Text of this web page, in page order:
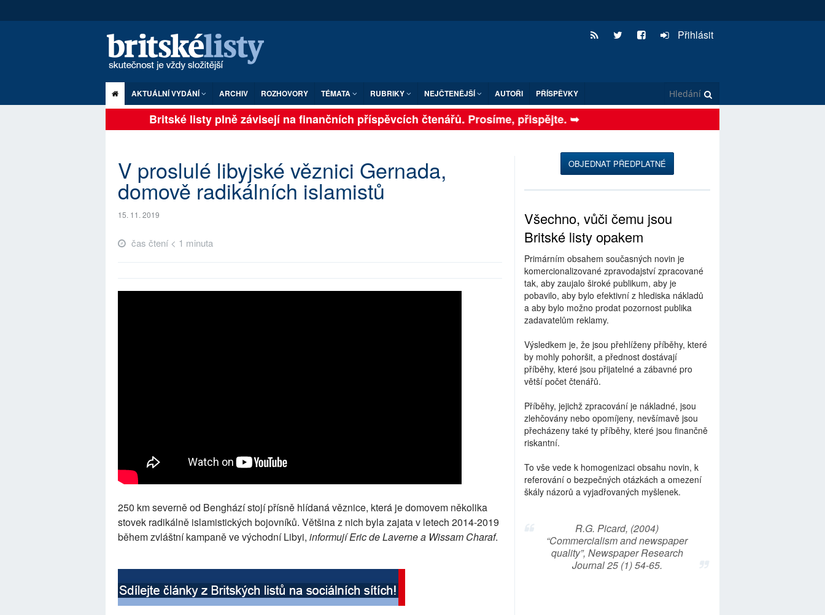
Přihlásit
AKTUÁLNÍ VYDÁNÍ ARCHIV ROZHOVORY TÉMATA RUBRIKY NEJČTENĚJŠÍ AUTOŘI PŘÍSPĚVKY
Britské listy plně závisejí na finančních příspěvcích čtenářů. Prosíme, přispějte. ➥
V proslulé libyjské věznici Gernada,
domově radikálních islamistů
15. 11. 2019
čas čtení < 1 minuta
250 km severně od Benghází stojí přísně hlídaná věznice, která je domovem několika
stovek radikálně islamistických bojovníků. Většina z nich byla zajata v letech 2014-2019
během zvláštní kampaně ve východní Libyi, informují Eric de Laverne a Wissam Charaf.
OBJEDNAT PŘEDPLATNÉ
Všechno, vůči čemu jsou
Britské listy opakem
Primárním obsahem současných novin je
komercionalizované zpravodajství zpracované
tak, aby zaujalo široké publikum, aby je
pobavilo, aby bylo efektivní z hlediska nákladů
a aby bylo možno prodat pozornost publika
zadavatelům reklamy.
Výsledkem je, že jsou přehlíženy příběhy, které
by mohly pohoršit, a přednost dostávají
příběhy, které jsou přijatelné a zábavné pro
větší počet čtenářů.
Příběhy, jejichž zpracování je nákladné, jsou
zlehčovány nebo opomíjeny, nevšímavě jsou
přecházeny také ty příběhy, které jsou finančně
riskantní.
To vše vede k homogenizaci obsahu novin, k
referování o bezpečných otázkách a omezení
škály názorů a vyjadřovaných myšlenek.
R.G. Picard, (2004)
“Commercialism and newspaper
quality”, Newspaper Research
Journal 25 (1) 54-65.